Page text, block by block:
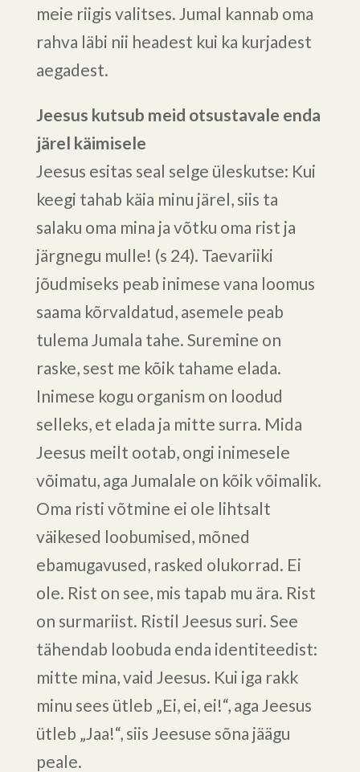
meie riigis valitses. Jumal kannab oma
rahva läbi nii headest kui ka kurjadest
aegadest.
Jeesus kutsub meid otsustavale enda
järel käimisele
Jeesus esitas seal selge üleskutse: Kui
keegi tahab käia minu järel, siis ta
salaku oma mina ja võtku oma rist ja
järgnegu mulle! (s 24). Taevariiki
jõudmiseks peab inimese vana loomus
saama kõrvaldatud, asemele peab
tulema Jumala tahe. Suremine on
raske, sest me kõik tahame elada.
Inimese kogu organism on loodud
selleks, et elada ja mitte surra. Mida
Jeesus meilt ootab, ongi inimesele
võimatu, aga Jumalale on kõik võimalik.
Oma risti võtmine ei ole lihtsalt
väikesed loobumised, mõned
ebamugavused, rasked olukorrad. Ei
ole. Rist on see, mis tapab mu ära. Rist
on surmariist. Ristil Jeesus suri. See
tähendab loobuda enda identiteedist:
mitte mina, vaid Jeesus. Kui iga rakk
minu sees ütleb „Ei, ei, ei!“, aga Jeesus
ütleb „Jaa!“, siis Jeesuse sõna jäägu
peale.